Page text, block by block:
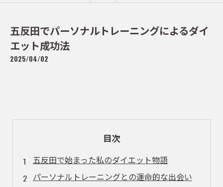
五反田でパーソナルトレーニングによるダイ
エット成功法
2025/04/02
目次
五反田で始まった私のダイエット物語
パーソナルトレーニングとの運命的な出会い